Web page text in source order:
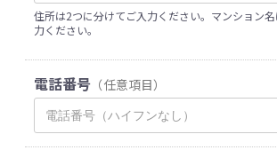
住所は2つに分けてご入力ください。マンション名
力ください。
電話番号 （任意項目）